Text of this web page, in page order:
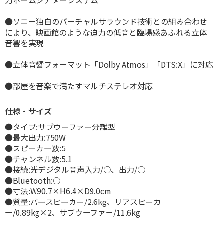
●ソニー独自のバーチャルサラウンド技術との組み合わせ
により、映画館のような迫力の低音と臨場感あふれる立体
音響を実現
●立体音響フォーマット「Dolby Atmos」「DTS:X」に対応
●部屋を音楽で満たすマルチステレオ対応
仕様・サイズ
●タイプ:サブウーファー分離型
●最大出力:750W
●スピーカー数:5
●チャンネル数:5.1
●接続:光デジタル音声入力/○、出力/○
●Bluetooth:○
●寸法:W90.7×H6.4×D9.0cm
●質量:バースピーカー/2.6kg、リアスピーカ
ー/0.89kg×2、サブウーファー/11.6kg